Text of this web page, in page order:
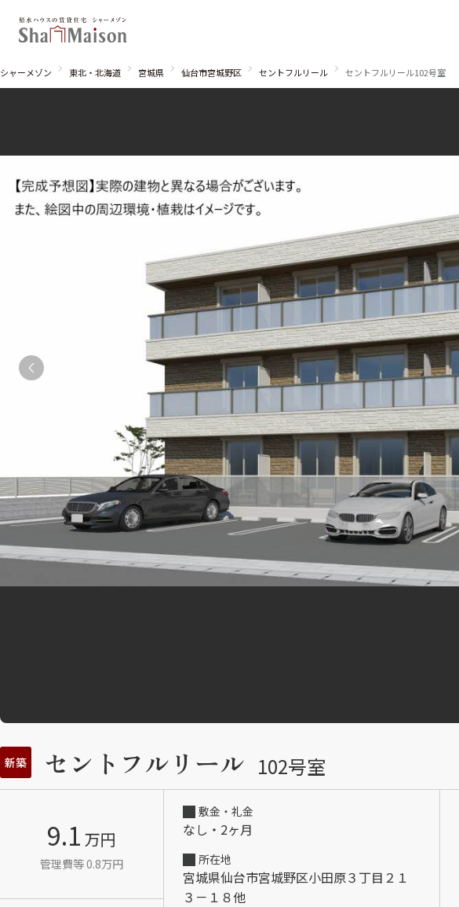
北海道 東北
シャーメゾンとは シャーメゾンセレクション ルームツアー
ShaMaison STYLE
シャーメゾン 東北・北海道 宮城県 仙台市宮城野区 セントフルリール セントフルリール102号室
新築 セントフルリール 102号室
9.1 万円
管理費等 0.8万円
敷金・礼金
なし・2ヶ月
所在地
宮城県仙台市宮城野区小田原３丁目２１
３－１８他